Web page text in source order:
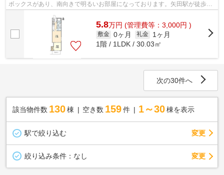
ボックスがあり、南向きで明るいお部屋になっております。矢田駅が徒歩圏
5.8万円 (管理費等：3,000円 )
敷金 0ヶ月 礼金
1ヶ月
1階 / 1LDK / 30.03㎡
次の30件へ
該当物件数 130棟 空き数 159 件 1～30 棟を表示
駅で絞り込む 変更
絞り込み条件： なし 変更